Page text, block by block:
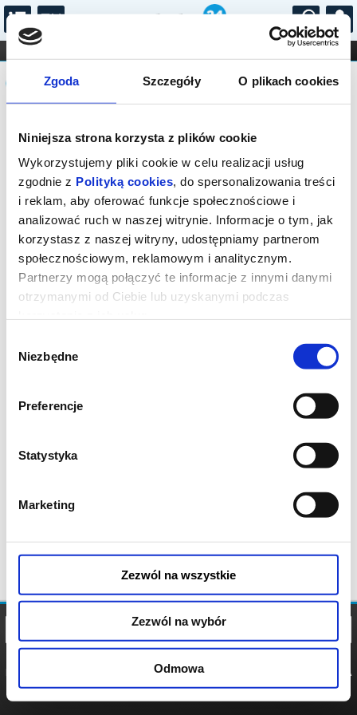
Zgoda Szczegóły O plikach cookies
Niniejsza strona korzysta z plików cookie
Wykorzystujemy pliki cookie w celu realizacji usług
zgodnie z Polityką cookies, do spersonalizowania treści
i reklam, aby oferować funkcje społecznościowe i
analizować ruch w naszej witrynie. Informacje o tym, jak
korzystasz z naszej witryny, udostępniamy partnerom
społecznościowym, reklamowym i analitycznym.
Partnerzy mogą połączyć te informacje z innymi danymi
otrzymanymi od Ciebie lub uzyskanymi podczas
zgody
Niezbędne
Preferencje
Statystyka
Marketing
Zezwól na wszystkie
Zezwól na wybór
Odmowa
...
FILHARMONIA OPERA I BALET
STAND-UP
DLA DZIECI
Komunikat
Sprzedaż biletów on-line na wydarzenie
została zakończona.
POLITYKA
POLITYKA